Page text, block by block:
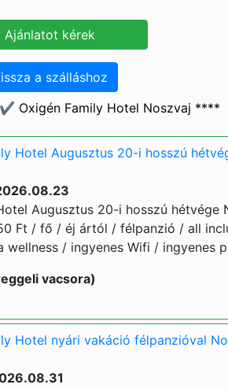
a szálláshoz
Oxigén Family Hotel Noszvaj ****
Hotel Augusztus 20-i hosszú
Augusztus 20-i hosszú hétvége
Ft / fő / éj ártól / félpanzió / all
wellness / ingyenes Wifi / ingyenes
vacsora)
Hotel nyári vakáció félpanzióval